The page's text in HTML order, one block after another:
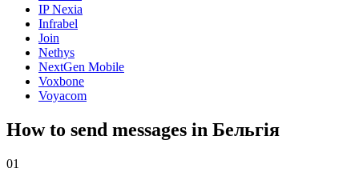
IP Nexia
Infrabel
Join
Nethys
NextGen Mobile
Voxbone
Voyacom
How to send messages in Бельгія
01